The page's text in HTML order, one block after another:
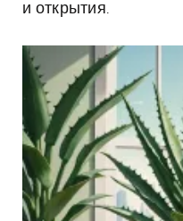
и открытия.